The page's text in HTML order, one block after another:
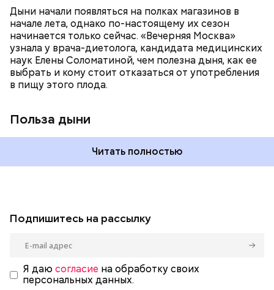
Дыни начали появляться на полках магазинов в
начале лета, однако по-настоящему их сезон
начинается только сейчас. «Вечерняя Москва»
узнала у врача-диетолога, кандидата медицинских
наук Елены Соломатиной, чем полезна дыня, как ее
выбрать и кому стоит отказаться от употребления
в пищу этого плода.
Польза дыни
систему и предотвращает скачки давления;
магний — помогает калию и не дает сосудам
спазмироваться.
Читать полностью
Подпишитесь на рассылку
Я даю согласие на обработку своих
персональных данных.